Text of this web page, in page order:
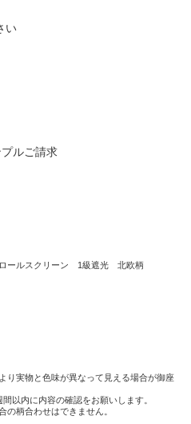
い
ロールスクリーン 1級遮光 北欧柄
り実物と色味が異なって見える場合が御座
以内に内容の確認をお願いします。
柄合わせはできません。